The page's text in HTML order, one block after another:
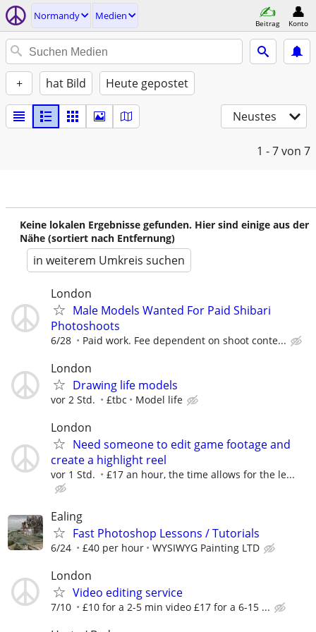
Normandy Medien
Beitrag Konto
+ hat Bild Heute gepostet
Neustes
1 - 7von 7
Keine lokalen Ergebnisse gefunden. Hier sind einige aus der
Nähe (sortiert nach Entfernung)
in weiterem Umkreis suchen
London
Male Models Wanted For Paid Shibari
Photoshoots
6/28 Paid work. Fee dependent on shoot conte...
London
Drawing life models
vor 2 Std. £tbc Model life
London
Need someone to edit game footage and
create a highlight reel
vor 1 Std. £17 an hour, the time allows for the le...
Ealing
Fast Photoshop Lessons / Tutorials
6/24 £40 per hour WYSIWYG Painting LTD
London
Video editing service
7/10 £10 for a 2-5 min video £17 for a 6-15 ...